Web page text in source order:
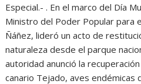
Especial.- . En el marco del Día
Ministro del Poder Popular para
Ñáñez, lideró un acto de
naturaleza desde el parque
autoridad anunció la
canario Tejado, aves endémicas